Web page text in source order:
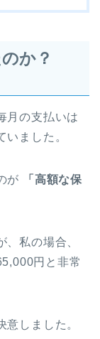
か？
月の支払いは
ました。
が
「高額な保
私の場合、
円と非常
しました。